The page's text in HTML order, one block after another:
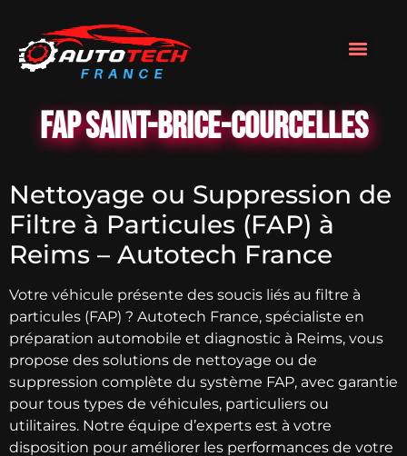
FAP Saint-Brice-Courcelles
Nettoyage ou Suppression de
Filtre à Particules (FAP) à
Reims – Autotech France
Votre véhicule présente des soucis liés au filtre à
particules (FAP) ? Autotech France, spécialiste en
préparation automobile et diagnostic à Reims, vous
propose des solutions de nettoyage ou de
suppression complète du système FAP, avec garantie
pour tous types de véhicules, particuliers ou
utilitaires. Notre équipe d’experts est à votre
disposition pour améliorer les performances de votre